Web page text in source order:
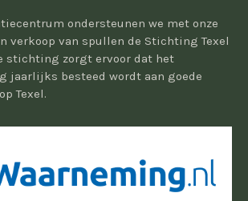
ondersteunen we met onze
verkoop van spullen de Stichting Texel
stichting zorgt ervoor dat het
jaarlijks besteed wordt aan goede
Texel.